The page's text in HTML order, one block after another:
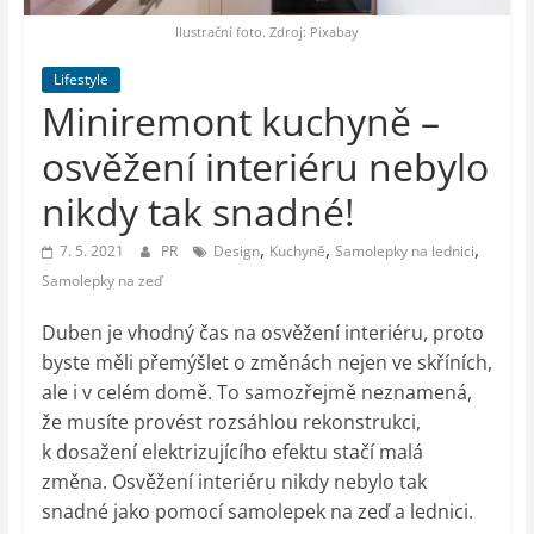
vesmír
Ilustrační foto. Zdroj: Pixabay
Lifestyle
Miniremont kuchyně –
osvěžení interiéru nebylo
nikdy tak snadné!
7. 5. 2021 PR Design, Kuchyně, Samolepky na lednici,
Samolepky na zeď
Duben je vhodný čas na osvěžení interiéru, proto
byste měli přemýšlet o změnách nejen ve skříních,
ale i v celém domě. To samozřejmě neznamená,
že musíte provést rozsáhlou rekonstrukci,
k dosažení elektrizujícího efektu stačí malá
změna. Osvěžení interiéru nikdy nebylo tak
snadné jako pomocí samolepek na zeď a lednici.